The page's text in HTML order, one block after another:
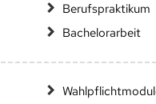
Berufspraktikum
Bachelorarbeit